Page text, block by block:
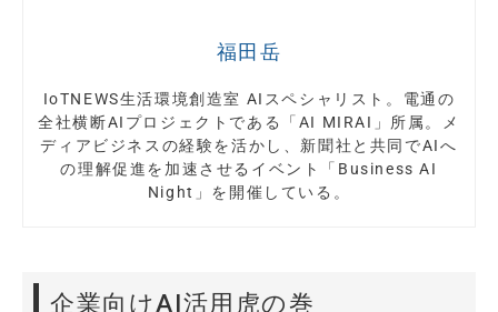
福田岳
IoTNEWS生活環境創造室 AIスペシャリスト。電通の
全社横断AIプロジェクトである「AI MIRAI」所属。メ
ディアビジネスの経験を活かし、新聞社と共同でAIへ
の理解促進を加速させるイベント「Business AI
Night」を開催している。
企業向けAI活用虎の巻